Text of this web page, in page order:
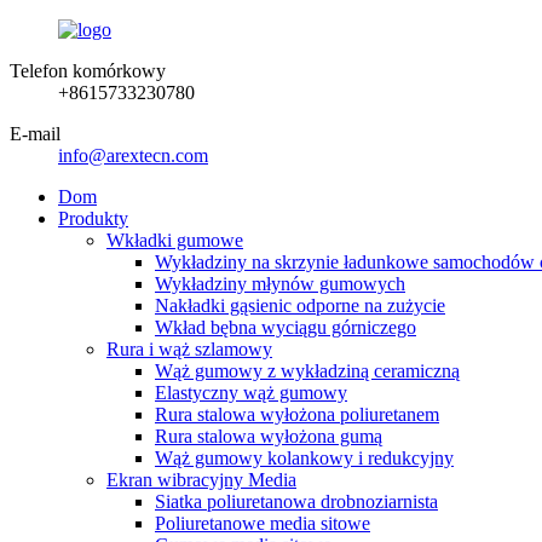
Telefon komórkowy
+8615733230780
E-mail
info@arextecn.com
Dom
Produkty
Wkładki gumowe
Wykładziny na skrzynie ładunkowe samochodów
Wykładziny młynów gumowych
Nakładki gąsienic odporne na zużycie
Wkład bębna wyciągu górniczego
Rura i wąż szlamowy
Wąż gumowy z wykładziną ceramiczną
Elastyczny wąż gumowy
Rura stalowa wyłożona poliuretanem
Rura stalowa wyłożona gumą
Wąż gumowy kolankowy i redukcyjny
Ekran wibracyjny Media
Siatka poliuretanowa drobnoziarnista
Poliuretanowe media sitowe